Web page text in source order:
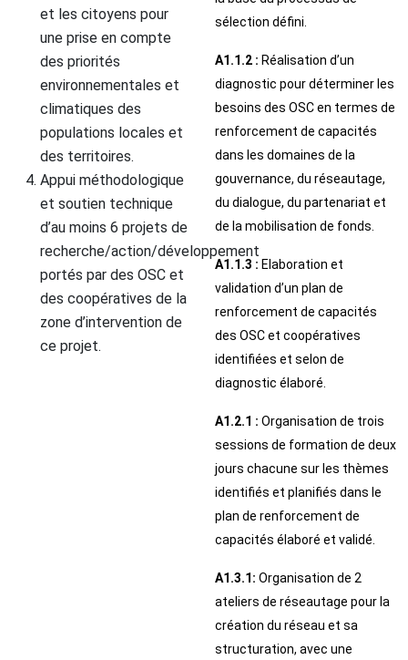
et les citoyens pour
une prise en compte
des priorités
environnementales et
climatiques des
populations locales et
des territoires.
Appui méthodologique
et soutien technique
d’au moins 6 projets de
recherche/action/développement
portés par des OSC et
des coopératives de la
zone d’intervention de
ce projet.
sélection défini.
A1.1.2 : Réalisation d’un
diagnostic pour déterminer les
besoins des OSC en termes de
renforcement de capacités
dans les domaines de la
gouvernance, du réseautage,
du dialogue, du partenariat et
de la mobilisation de fonds.
A1.1.3 : Elaboration et
validation d’un plan de
renforcement de capacités
des OSC et coopératives
identifiées et selon de
diagnostic élaboré.
A1.2.1 : Organisation de trois
sessions de formation de deux
jours chacune sur les thèmes
identifiés et planifiés dans le
plan de renforcement de
capacités élaboré et validé.
A1.3.1: Organisation de 2
ateliers de réseautage pour la
création du réseau et sa
structuration, avec une